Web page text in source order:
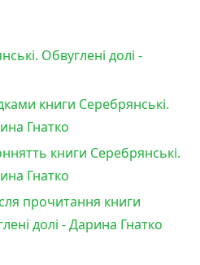
Обвуглені долі -
книги Серебрянські.
Гнатко
книги Серебрянські.
Гнатко
прочитання книги
долі - Дарина Гнатко